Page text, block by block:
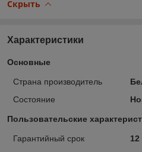
Скрыть
Характеристики
Основные
Страна производитель
Состояние
Пользовательские
Гарантийный срок 12